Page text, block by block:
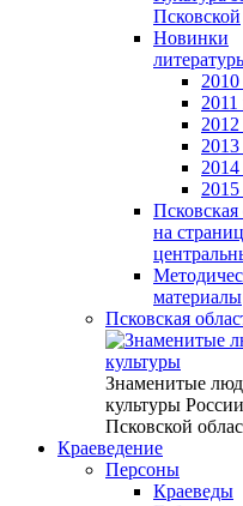
Псковской
Новинки
2011
Псковская
на
материалы
Псковская
Знаменитые
культуры
Псковской
Краеведение
Персоны
Краеведы